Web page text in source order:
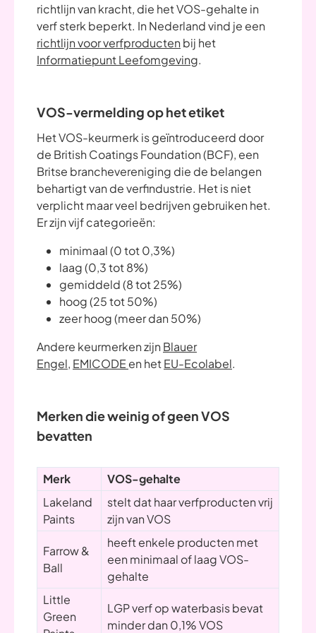
richtlijn van kracht, die het VOS-gehalte in
verf sterk beperkt. In Nederland vind je een
richtlijn voor verfproducten bij het
Informatiepunt Leefomgeving.
VOS-vermelding op het etiket
Het VOS-keurmerk is geïntroduceerd door
de British Coatings Foundation (BCF), een
Britse branchevereniging die de belangen
behartigt van de verfindustrie. Het is niet
verplicht maar veel bedrijven gebruiken het.
Er zijn vijf categorieën:
minimaal (0 tot 0,3%)
laag (0,3 tot 8%)
gemiddeld (8 tot 25%)
hoog (25 tot 50%)
zeer hoog (meer dan 50%)
Andere keurmerken zijn Blauer
Engel, EMICODE en hetEU-Ecolabel.
Merken die weinig of geen VOS
bevatten
Merk
VOS-gehalte
Lakeland
Paints
stelt dat haar verfproducten vrij
zijn van VOS
Farrow &
Ball
heeft enkele producten met
een minimaal of laag VOS-
gehalte
Little
Green
LGP verf op waterbasis bevat
minder dan 0,1% VOS